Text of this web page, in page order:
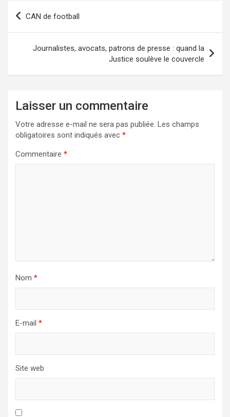
Navigation
de
CAN de football
Journalistes, avocats, patrons de presse : quand la
Justice soulève le couvercle
Laisser un commentaire
Votre adresse e-mail ne sera pas publiée. Les champs
obligatoires sont indiqués avec *
Commentaire *
Nom *
E-mail *
Site web